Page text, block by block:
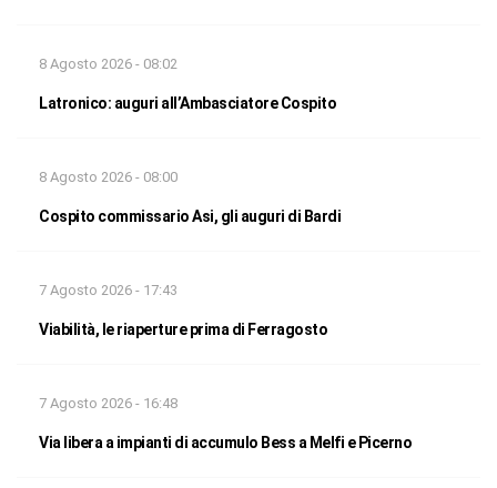
8 Agosto 2026 - 08:02
Latronico: auguri all’Ambasciatore Cospito
8 Agosto 2026 - 08:00
Cospito commissario Asi, gli auguri di Bardi
7 Agosto 2026 - 17:43
Viabilità, le riaperture prima di Ferragosto
7 Agosto 2026 - 16:48
Via libera a impianti di accumulo Bess a Melfi e Picerno